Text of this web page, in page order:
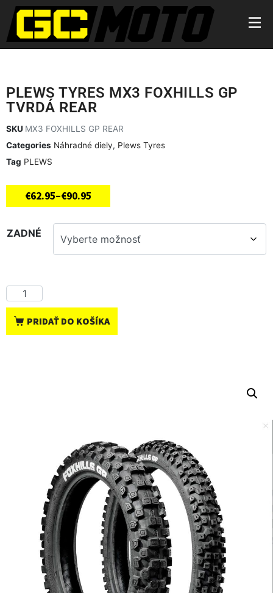
PLEWS TYRES MX3 FOXHILLS GP
TVRDÁ REAR
SKU MX3 FOXHILLS GP REAR
Categories Náhradné diely, Plews Tyres
Tag PLEWS
€62.95–€90.95
ZADNÉ
PRIDAŤ DO KOŠÍKA